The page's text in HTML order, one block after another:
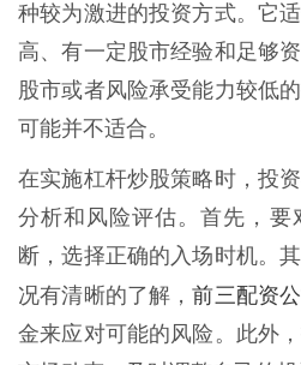
种较为激进的投资方式。它
高、有一定股市经验和足够
股市或者风险承受能力较低
可能并不适合。
在实施杠杆炒股策略时，投
分析和风险评估。首先，要
断，选择正确的入场时机。
况有清晰的了解，前三配资
金来应对可能的风险。此外